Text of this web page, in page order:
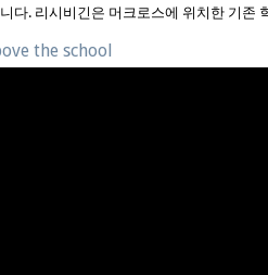
다. 리시비긴은 머크로스에 위치한 기존
the school